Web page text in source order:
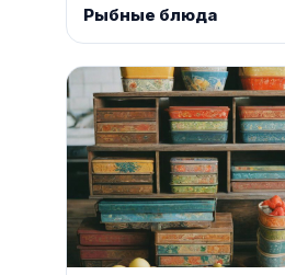
Рыбные блюда